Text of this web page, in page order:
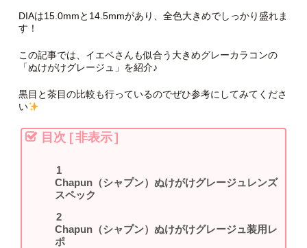
DIAは15.0mmと14.5mmがあり、全色大きめでしっかり盛れま
す！
この記事では、イエベさんも似合う大きめグレーカラコンの
「ぬけがけグレージュ」を紹介♪
黒目と茶目の比較も行っているのでぜひ参考にしてみてくださ
い
目次 [非表示]
Chapun（シャプン）ぬけがけグレージュレンズ
スペック
Chapun（シャプン）ぬけがけグレージュ装用レ
ポ